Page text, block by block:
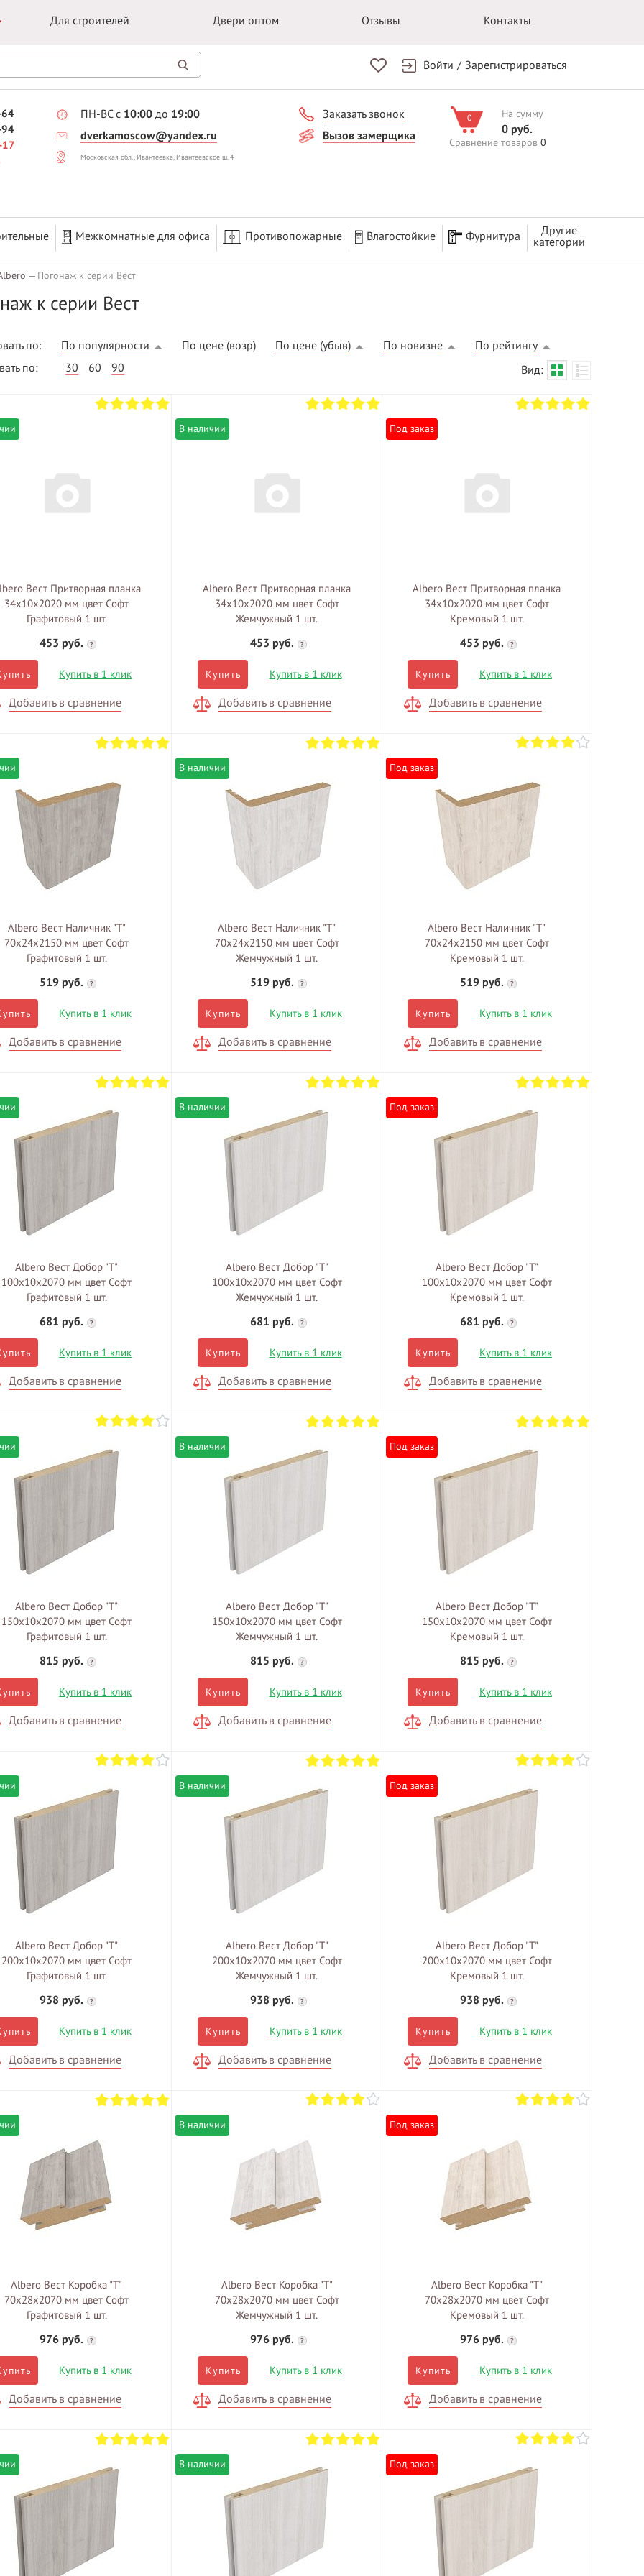
Для строителей Двери оптом Отзывы Контакты
Войти / Зарегистрироваться
ПН-ВС с 10:00 до 19:00
dverkamoscow@yandex.ru
Московская обл., Ивантеевка, Ивантеевское ш. 4
Заказать звонок
Вызов замерщика
0 На сумму
0 руб.
Сравнение товаров 0
Межкомнатные для офиса Противопожарные Влагостойкие Фурнитура
Другие
категории
Погонаж к серии Вест
к серии Вест
по: По популярности По цене (возр) По цене (убыв) По новизне
По рейтингу
по:
30 60 90 Вид:
Вест Притворная планка
34х10х2020 мм цвет Софт
Графитовый 1 шт.
453 руб.
?
Купить в 1 клик
Добавить в сравнение
В наличии
Albero Вест Притворная планка
34х10х2020 мм цвет Софт
Жемчужный 1 шт.
453 руб.
?
Купить Купить в 1 клик
Добавить в сравнение
Под заказ
Albero Вест Притворная планка
34х10х2020 мм цвет Софт
Кремовый 1 шт.
453 руб.
?
Купить Купить в 1 клик
Добавить в сравнение
Albero Вест Наличник "Т"
70х24х2150 мм цвет Софт
Графитовый 1 шт.
519 руб.
?
Купить в 1 клик
Добавить в сравнение
В наличии
Albero Вест Наличник "Т"
70х24х2150 мм цвет Софт
Жемчужный 1 шт.
519 руб.
?
Купить Купить в 1 клик
Добавить в сравнение
Под заказ
Albero Вест Наличник "Т"
70х24х2150 мм цвет Софт
Кремовый 1 шт.
519 руб.
?
Купить Купить в 1 клик
Добавить в сравнение
Albero Вест Добор "Т"
100х10х2070 мм цвет Софт
Графитовый 1 шт.
681 руб.
?
Купить в 1 клик
Добавить в сравнение
В наличии
Albero Вест Добор "Т"
100х10х2070 мм цвет Софт
Жемчужный 1 шт.
681 руб.
?
Купить Купить в 1 клик
Добавить в сравнение
Под заказ
Albero Вест Добор "Т"
100х10х2070 мм цвет Софт
Кремовый 1 шт.
681 руб.
?
Купить Купить в 1 клик
Добавить в сравнение
Albero Вест Добор "Т"
150х10х2070 мм цвет Софт
Графитовый 1 шт.
815 руб.
?
Купить в 1 клик
Добавить в сравнение
В наличии
Albero Вест Добор "Т"
150х10х2070 мм цвет Софт
Жемчужный 1 шт.
815 руб.
?
Купить Купить в 1 клик
Добавить в сравнение
Под заказ
Albero Вест Добор "Т"
150х10х2070 мм цвет Софт
Кремовый 1 шт.
815 руб.
?
Купить Купить в 1 клик
Добавить в сравнение
Albero Вест Добор "Т"
200х10х2070 мм цвет Софт
Графитовый 1 шт.
938 руб.
?
Купить в 1 клик
Добавить в сравнение
В наличии
Albero Вест Добор "Т"
200х10х2070 мм цвет Софт
Жемчужный 1 шт.
938 руб.
?
Купить Купить в 1 клик
Добавить в сравнение
Под заказ
Albero Вест Добор "Т"
200х10х2070 мм цвет Софт
Кремовый 1 шт.
938 руб.
?
Купить Купить в 1 клик
Добавить в сравнение
Albero Вест Коробка "Т"
70х28х2070 мм цвет Софт
Графитовый 1 шт.
976 руб.
?
Купить в 1 клик
Добавить в сравнение
В наличии
Albero Вест Коробка "Т"
70х28х2070 мм цвет Софт
Жемчужный 1 шт.
976 руб.
?
Купить Купить в 1 клик
Добавить в сравнение
Под заказ
Albero Вест Коробка "Т"
70х28х2070 мм цвет Софт
Кремовый 1 шт.
976 руб.
?
Купить Купить в 1 клик
Добавить в сравнение
В наличии Под заказ